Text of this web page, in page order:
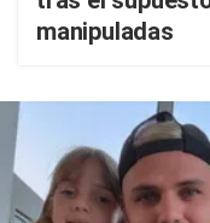
manipuladas